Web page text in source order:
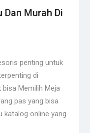
Murah Di
penting untuk
di
bisa Memilih Meja
pas yang bisa
katalog online yang